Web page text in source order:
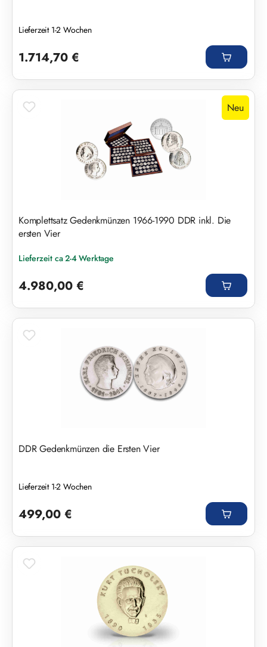
Lieferzeit 1-2 Wochen
1.714,70 €
Neu
Komplettsatz Gedenkmünzen 1966-1990 DDR inkl. Die
ersten Vier
Lieferzeit ca 2-4 Werktage
4.980,00 €
DDR Gedenkmünzen die Ersten Vier
Lieferzeit 1-2 Wochen
499,00 €